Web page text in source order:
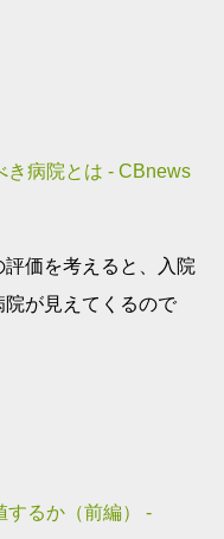
き病院とは - CBnews
価を考えると、入院
が見えてくるので
するか（前編） -